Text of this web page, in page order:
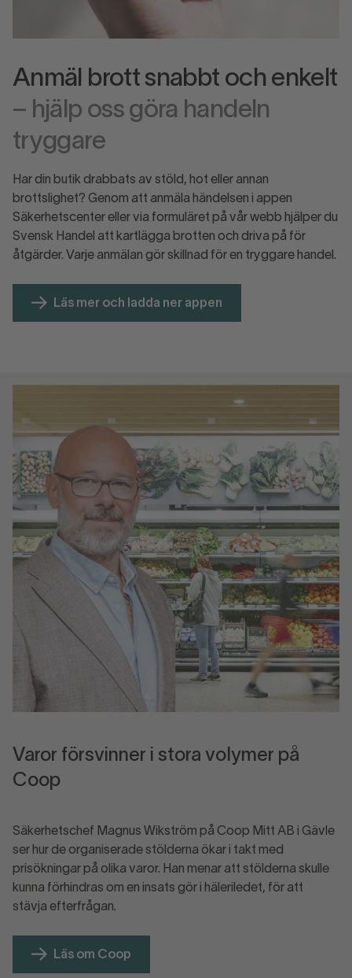
Anmäl brott snabbt och enkelt
– hjälp oss göra handeln
tryggare
Har din butik drabbats av stöld, hot eller annan
brottslighet? Genom att anmäla händelsen i appen
Säkerhetscenter eller via formuläret på vår webb hjälper du
Svensk Handel att kartlägga brotten och driva på för
åtgärder. Varje anmälan gör skillnad för en tryggare handel.
Läs mer och ladda ner appen
Varor försvinner i stora volymer på
Coop
Säkerhetschef Magnus Wikström på Coop Mitt AB i Gävle
ser hur de organiserade stölderna ökar i takt med
prisökningar på olika varor. Han menar att stölderna skulle
kunna förhindras om en insats gör i häleriledet, för att
Läs om Coop